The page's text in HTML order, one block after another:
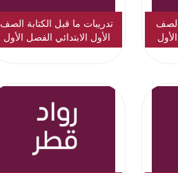
تدريبات ما قبل الكتابة الصف
الأول الابتدائي الفصل الأول